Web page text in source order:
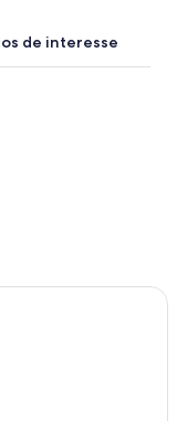
de interesse